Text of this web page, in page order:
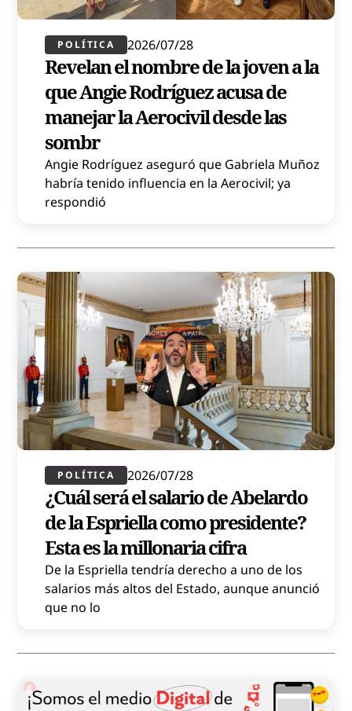
POLÍTICA​ 2026/07/28
Revelan el nombre de la joven a la
que Angie Rodríguez acusa de
manejar la Aerocivil desde las
sombr
Angie Rodríguez aseguró que Gabriela Muñoz
habría tenido influencia en la Aerocivil; ya
respondió
POLÍTICA​ 2026/07/28
¿Cuál será el salario de Abelardo
de la Espriella como presidente?
Esta es la millonaria cifra
De la Espriella tendría derecho a uno de los
salarios más altos del Estado, aunque anunció
que no lo